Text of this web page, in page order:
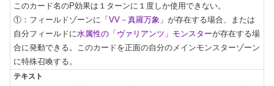
このカード名のP効果は１ターンに１度しか使用できない。
①：フィールドゾーンに「VV－真羅万象 」が存在する場合、または
自分フィールドに水属性の「ヴァリアンツ」モンスターが存在する場
合に発動できる。このカードを正面の自分のメインモンスターゾーン
に特殊召喚する。